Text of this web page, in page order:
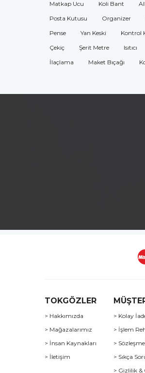
Matkap Ucu
Koli Bant
Posta Kutusu
Organizer
Pense
Yan Keski Kontrol
Çekiç
Şerit Metre Isıtıcı
İlaçlama
Maket Bıçağı
TOKGÖZLER
> Hakkımızda
> Mağazalarımız
> İnsan Kaynakları
> İletişim
> Kolay
> İşlem
>
> Sıkça
> Gizlilik &